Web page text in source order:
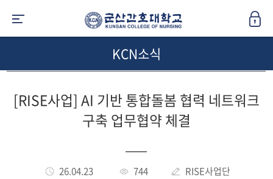
KCN소식
[RISE사업] AI 기반 통합돌봄 협력 네트워크
구축 업무협약 체결
26.04.23 744 RISE사업단